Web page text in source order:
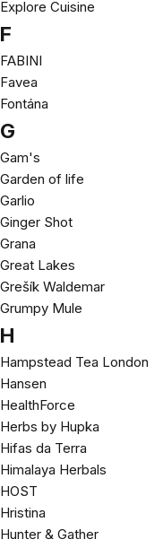
Explore Cuisine
F
FABINI
Favea
Fontána
G
Gam's
Garden of life
Garlio
Ginger Shot
Grana
Great Lakes
Grešík Waldemar
Grumpy Mule
H
Hampstead Tea London
Hansen
HealthForce
Herbs by Hupka
Hifas da Terra
Himalaya Herbals
HOST
Hristina
Hunter & Gather